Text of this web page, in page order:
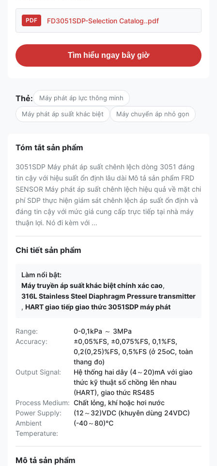
PDF FD3051SDP-Selection Catalog..pdf
Tìm hiểu ngay bây giờ
Thẻ: Máy phát áp lực thông minh
Máy phát áp suất khác biệt Máy chuyển áp nhỏ gọn
Tóm tắt sản phẩm
3051SDP Máy phát áp suất chênh lệch dòng 3051 đáng
tin cậy với hiệu suất ổn định lâu dài Mô tả sản phẩm FRD
SENSOR Máy phát áp suất chênh lệch hiệu quả về mặt chi
phí SDP thực hiện giám sát chênh lệch áp suất ổn định và
đáng tin cậy với mức giá cung cấp trực tiếp tại nhà máy
thuận lợi. Nó đi kèm với ...
Chi tiết sản phẩm
Làm nổi bật:
Máy truyền áp suất khác biệt chính xác cao,
316L Stainless Steel Diaphragm Pressure transmitter
, HART giao tiếp giao thức 3051SDP máy phát
Range:
0-0,1kPa ～ 3MPa
Accuracy:
±0,05%FS, ±0,075%FS, 0,1%FS,
0,2(0,25)%FS, 0,5%FS (ở 25oC, toàn
thang đo)
Output Signal:
Hệ thống hai dây (4～20)mA với giao
thức kỹ thuật số chồng lên nhau
(HART), giao thức RS485
Process Medium: Chất lỏng, khí hoặc hơi nước
Power Supply:
(12～32)VDC (khuyên dùng 24VDC)
Ambient
Temperature:
(-40～80)℃
Mô tả sản phẩm